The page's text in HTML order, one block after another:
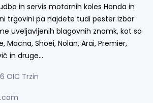
in servis motornih koles Honda in
trgovini pa najdete tudi pester izbor
uveljavljenih blagovnih znamk, kot so
Macna, Shoei, Nolan, Arai, Premier,
in druge…
OIC Trzin